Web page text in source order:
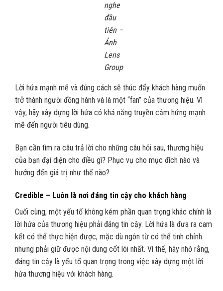
nghe
đầu
tiên –
Ảnh
Lens
Group
Lời hứa mạnh mẽ và đúng cách sẽ thúc đẩy khách hàng muốn
trở thành người đồng hành và là một “fan” của thương hiệu. Vì
vậy, hãy xây dựng lời hứa có khả năng truyền cảm hứng mạnh
mẽ đến người tiêu dùng.
Bạn cần tìm ra câu trả lời cho những câu hỏi sau, thương hiệu
của bạn đại diện cho điều gì? Phục vụ cho mục đích nào và
hướng đến giá trị như thế nào?
Credible – Luôn là nơi đáng tin cậy cho khách hàng
Cuối cùng, một yếu tố không kém phần quan trọng khác chính là
lời hứa của thương hiệu phải đáng tin cậy. Lời hứa là đưa ra cam
kết có thể thực hiện được, mặc dù ngôn từ có thể tinh chỉnh
nhưng phải giữ được nội dung cốt lõi nhất. Vì thế, hãy nhớ rằng,
đáng tin cậy là yếu tố quan trọng trong việc xây dựng một lời
hứa thương hiệu với khách hàng.